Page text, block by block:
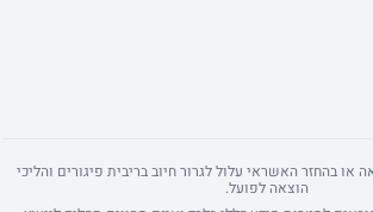
או בהחזר האשראי עלול לגרור חיוב בריבית פיגורים והליכי
הוצאה לפועל.